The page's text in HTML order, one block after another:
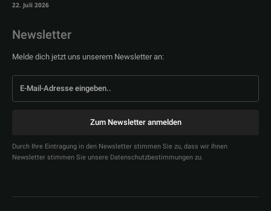
22. Juli 2026
Newsletter
Melde dich jetzt uns unserem Newsletter an:
Zum Newsletter anmelden
Durch Ihre Eintragung in den Newsletter stimmen Sie zu, dass wir Ihnen
Newsletter stimmen Sie unsere Datenschutzbestimmungen zu.